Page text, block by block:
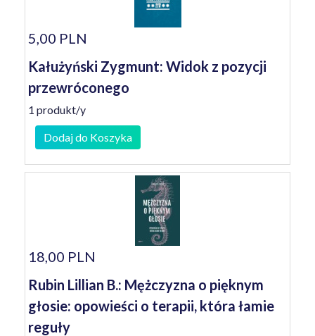
5,00 PLN
Kałużyński Zygmunt: Widok z pozycji
przewróconego
1 produkt/y
Dodaj do Koszyka
18,00 PLN
Rubin Lillian B.: Mężczyzna o pięknym
głosie: opowieści o terapii, która łamie
reguły